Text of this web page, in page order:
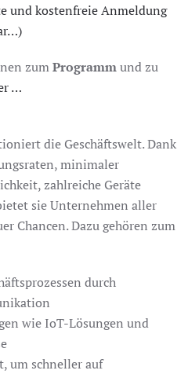
und kostenfreie Anmeldung
zumProgrammund zu
…
die Geschäftswelt. Dank
minimaler
zahlreiche Geräte
sie Unternehmen aller
Chancen. Dazu gehören zum
durch
wie IoT-Lösungen und
um schneller auf